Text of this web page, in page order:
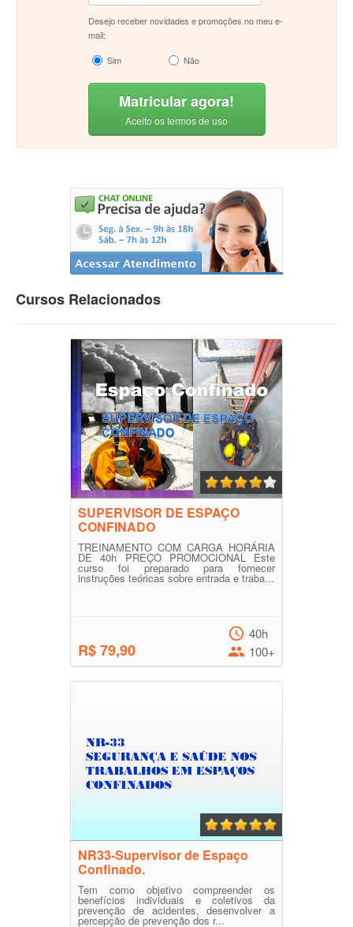
Desejo receber novidades e promoções no meu e-
mail:
Sim
Não
Matricular agora!
Aceito os termos de uso
Cursos Relacionados
SUPERVISOR DE ESPAÇO
CONFINADO
TREINAMENTO COM CARGA HORÁRIA
DE 40h PREÇO PROMOCIONAL Este
curso foi preparado para fornecer
instruções teóricas sobre entrada e traba...
R$ 79,90
40h
100+
NR33-Supervisor de Espaço
Confinado.
Tem como objetivo compreender os
benefícios individuais e coletivos da
prevenção de acidentes, desenvolver a
percepção de prevenção dos r...